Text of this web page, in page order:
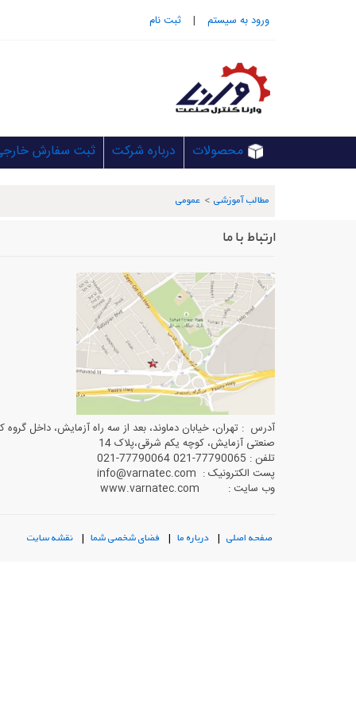
ورود به سيستم | ثبت نام
محصولات درباره شرکت ثبت سفارش
مطالب آموزشی > عمومی
ارتباط با ما
آدرس : تهران، خیابان دماوند، بعد از سه راه آزمایش، داخل گروه
صنعتی آزمایش، کوچه یکم شرقی،پلاک 14
تلفن : 77790065-021 77790064-021
پست الکترونیک : info@varnatec.com
وب سایت : www.varnatec.com
صفحه اصلی | درباره ما | فضای شخصی شما | نقشه سایت